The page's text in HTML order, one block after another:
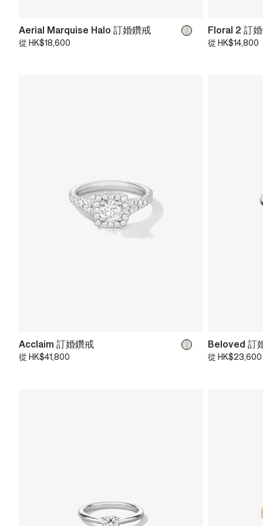
Aerial Marquise Halo 訂婚鑽戒
從 HK$18,600
Floral 2 訂
從 HK$14,800
Acclaim 訂婚鑽戒
從 HK$41,800
Beloved 訂
從 HK$23,600